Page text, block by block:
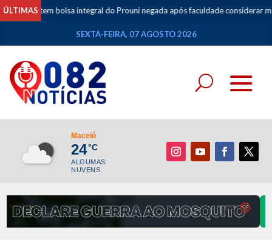
ÚLTIMAStem bolsa integral do Prouni negada após faculdade considerar
SEXTA-FEIRA, 07 AGOSTO 2026
Maceió
24°C
ALGUMAS
NUVENS